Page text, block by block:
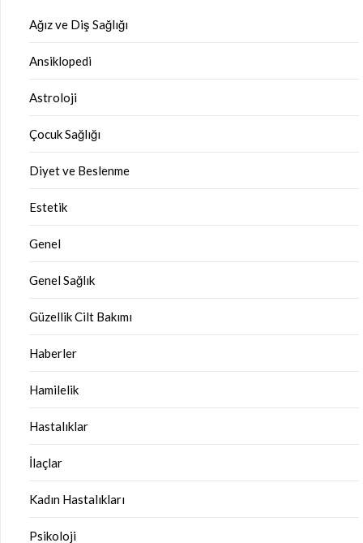
Ağız ve Diş Sağlığı
Ansiklopedi
Astroloji
Çocuk Sağlığı
Diyet ve Beslenme
Estetik
Genel
Genel Sağlık
Güzellik Cilt Bakımı
Haberler
Hamilelik
Hastalıklar
İlaçlar
Kadın Hastalıkları
Psikoloji